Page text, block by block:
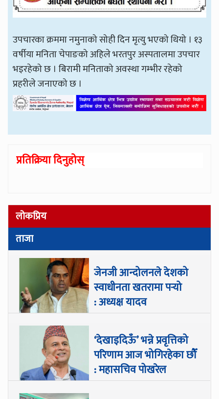
उपचारका क्रममा नमुनाको सोही दिन मृत्यु भएको थियो । १३
वर्षीया मनिता चेपाङको अहिले भरतपुर अस्पतालमा उपचार
भइरहेको छ । बिरामी मनिताको अवस्था गम्भीर रहेको
प्रहरीले जनाएको छ ।
प्रतिक्रिया दिनुहोस्
लोकप्रिय
ताजा
जेनजी आन्दोलनले देशको
स्वाधीनता खतरामा पर्‍यो
: अध्यक्ष यादव
‘देखाइदिऊँ’ भन्ने प्रवृत्तिको
परिणाम आज भोगिरहेका छौँ
: महासचिव पोखरेल